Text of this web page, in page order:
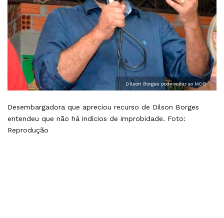
Dilson Borges pode voltar ao MDB
Desembargadora que apreciou recurso de Dilson Borges
entendeu que não há indícios de improbidade. Foto:
Reprodução